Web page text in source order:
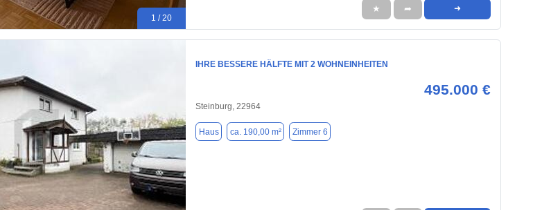
1 / 20
★ ➦ ➜
IHRE BESSERE HÄLFTE MIT 2 WOHNEINHEITEN
495.000 €
Steinburg, 22964
Haus ca. 190,00 m² Zimmer 6